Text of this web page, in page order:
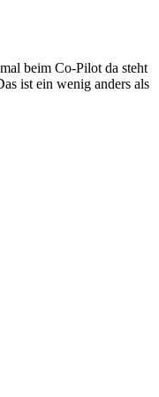
beim Co-Pilot da steht
ist ein wenig anders als